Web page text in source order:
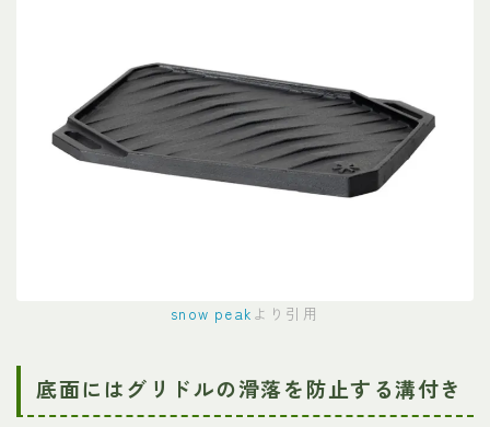
snow peak より引用
底面にはグリドルの滑落を防止する溝付き